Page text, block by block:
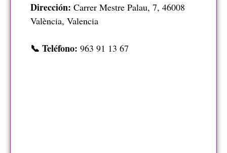
Dirección: Carrer Mestre Palau, 7, 46008
València, Valencia
📞 Teléfono: 963 91 13 67